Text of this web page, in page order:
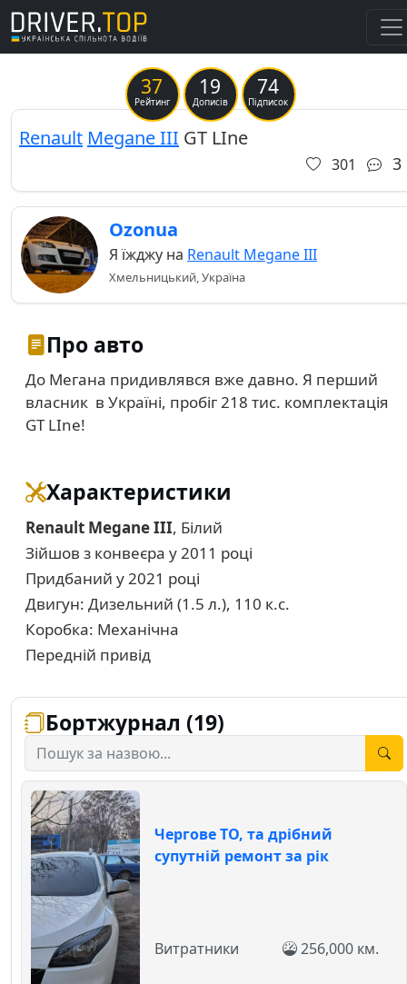
37
Рейтинг
19
Дописів
74
Підписок
Previous
Renault Megane III GT LIne
301 3
Ozonua
Я їжджу на Renault Megane III
Хмельницький, Україна
Про авто
До Мегана придивлявся вже давно. Я перший
власник в Україні, пробіг 218 тис. комплектація
GT LIne!
Характеристики
Renault Megane III, Білий
Зійшов з конвеєра у 2011 році
Придбаний у 2021 році
Двигун: Дизельний (1.5 л.), 110 к.с.
Коробка: Механічна
Передній привід
Бортжурнал (19)
Чергове ТО, та дрібний
супутній ремонт за рік
Витратники 256,000 км.